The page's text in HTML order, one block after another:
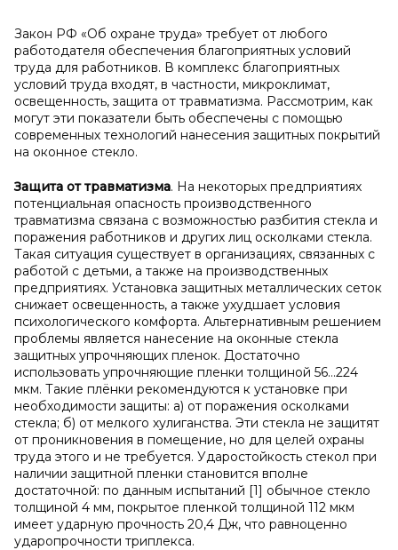
Закон РФ «Об охране труда» требует от любого
работодателя обеспечения благоприятных условий
труда для работников. В комплекс благоприятных
условий труда входят, в частности, микроклимат,
освещенность, защита от травматизма. Рассмотрим, как
могут эти показатели быть обеспечены с помощью
современных технологий нанесения защитных покрытий
на оконное стекло.
Защита от травматизма. На некоторых предприятиях
потенциальная опасность производственного
травматизма связана с возможностью разбития стекла и
поражения работников и других лиц осколками стекла.
Такая ситуация существует в организациях, связанных с
работой с детьми, а также на производственных
предприятиях. Установка защитных металлических сеток
снижает освещенность, а также ухудшает условия
психологического комфорта. Альтернативным решением
проблемы является нанесение на оконные стекла
защитных упрочняющих пленок. Достаточно
использовать упрочняющие пленки толщиной 56…224
мкм. Такие плёнки рекомендуются к установке при
необходимости защиты: а) от поражения осколками
стекла; б) от мелкого хулиганства. Эти стекла не защитят
от проникновения в помещение, но для целей охраны
труда этого и не требуется. Ударостойкость стекол при
наличии защитной пленки становится вполне
достаточной: по данным испытаний [1] обычное стекло
толщиной 4 мм, покрытое пленкой толщиной 112 мкм
имеет ударную прочность 20,4 Дж, что равноценно
ударопрочности триплекса.